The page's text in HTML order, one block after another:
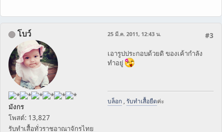
โบว์
มังกร
โพสต์: 13,827
รับทำเสื้อทั่วราชอาณาจักรไทย
#3
25 มี.ค. 2011, 12:43 น.
เอารูปประกอบด้วยดิ ของเค้ากำลัง
ทำอยู่
บล็อก , รับทำเสื้อยืดค่ะ